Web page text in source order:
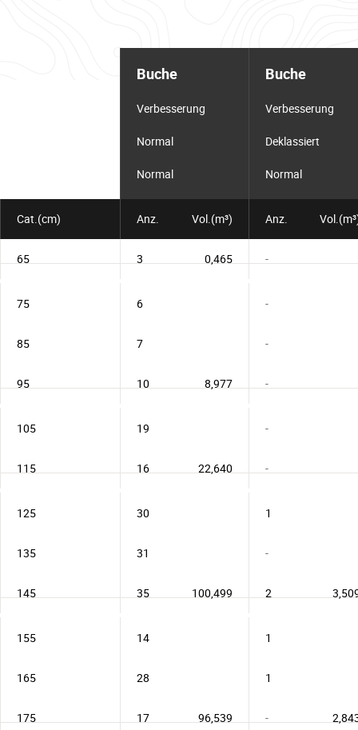
Buche Buche
Verbesserung Verbesserung
Normal Deklassiert
Normal Normal
Cat.(cm) Anz. Vol.(m³) Anz.
65 3 -
0,465
75 6 -
85 7 -
95 10 -
8,977
105 19 -
115 16 -
22,640
125 30 1
135 31 -
145 35 2
100,499
155 14 1
165 28 1
175 17 -
96,539